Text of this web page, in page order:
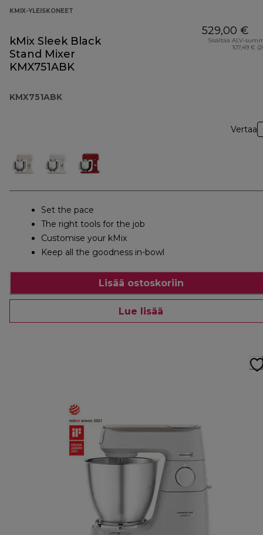
KMIX-YLEISKONEET
kMix Sleek Black
Stand Mixer
KMX751ABK
KMX751ABK
529,00 €
Sisältää ALV-
107,49 €
Vertaa
Set the pace
The right tools for the job
Customise your kMix
Keep all the goodness in-bowl
Lisää ostoskoriin
Lue lisää